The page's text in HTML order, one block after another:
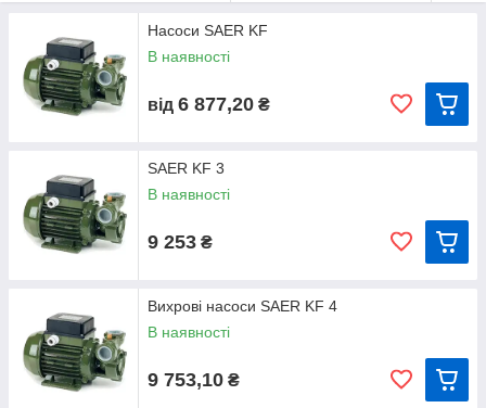
Конструктивні характеристики
Корпус насоса та опора двигуна — вироблення з чавуну з
латунною вставкою.
Механічне ущільнення — керамографіт. Ведучий вал —
однофазних двигунах з робочим конденсатором
передбачається можливість застосування термозахисного
пристрою.
Клас ізоляції В (для двигунів розміру 63),
F (для інших розмірів).
Стандартна напруга: 230V-50Hz для однофазних двигунів і
230/400-50Hz для трифазних двигунів.
Інші величини напруги та частоти за запитом!
Насоси SAER KF
В наявності
від 6 877,20 ₴
SAER KF 3
В наявності
9 253 ₴
Вихрові насоси SAER KF 4
В наявності
9 753,10 ₴